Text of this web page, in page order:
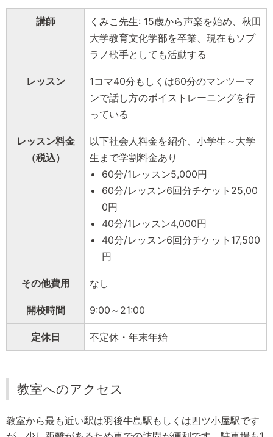
講師
くみこ先生: 15歳から声楽を始め、秋田
大学教育文化学部を卒業、現在もソプ
ラノ歌手としても活動する
レッスン
1コマ40分もしくは60分のマンツーマ
ンで話し方のボイストレーニングを行
っている
レッスン料金
（税込）
以下社会人料金を紹介、小学生～大学
生まで学割料金あり
60分/1レッスン5,000円
60分/レッスン6回分チケット25,00
0円
40分/1レッスン4,000円
40分/レッスン6回分チケット17,500
円
その他費用 なし
開校時間 9:00～21:00
定休日 不定休・年末年始
教室へのアクセス
教室から最も近い駅は羽後牛島駅もしくは四ツ小屋駅です